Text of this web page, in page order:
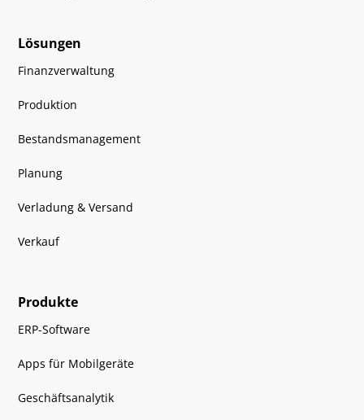
Lösungen
Finanzverwaltung
Produktion
Bestandsmanagement
Planung
Verladung & Versand
Verkauf
Produkte
ERP-Software
Apps für Mobilgeräte
Geschäftsanalytik